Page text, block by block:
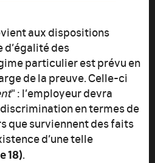
aux dispositions
des
particulier est prévu en
de la preuve. Celle-ci
" : l’employeur devra
en termes de
que surviennent des faits
d’une telle
18).